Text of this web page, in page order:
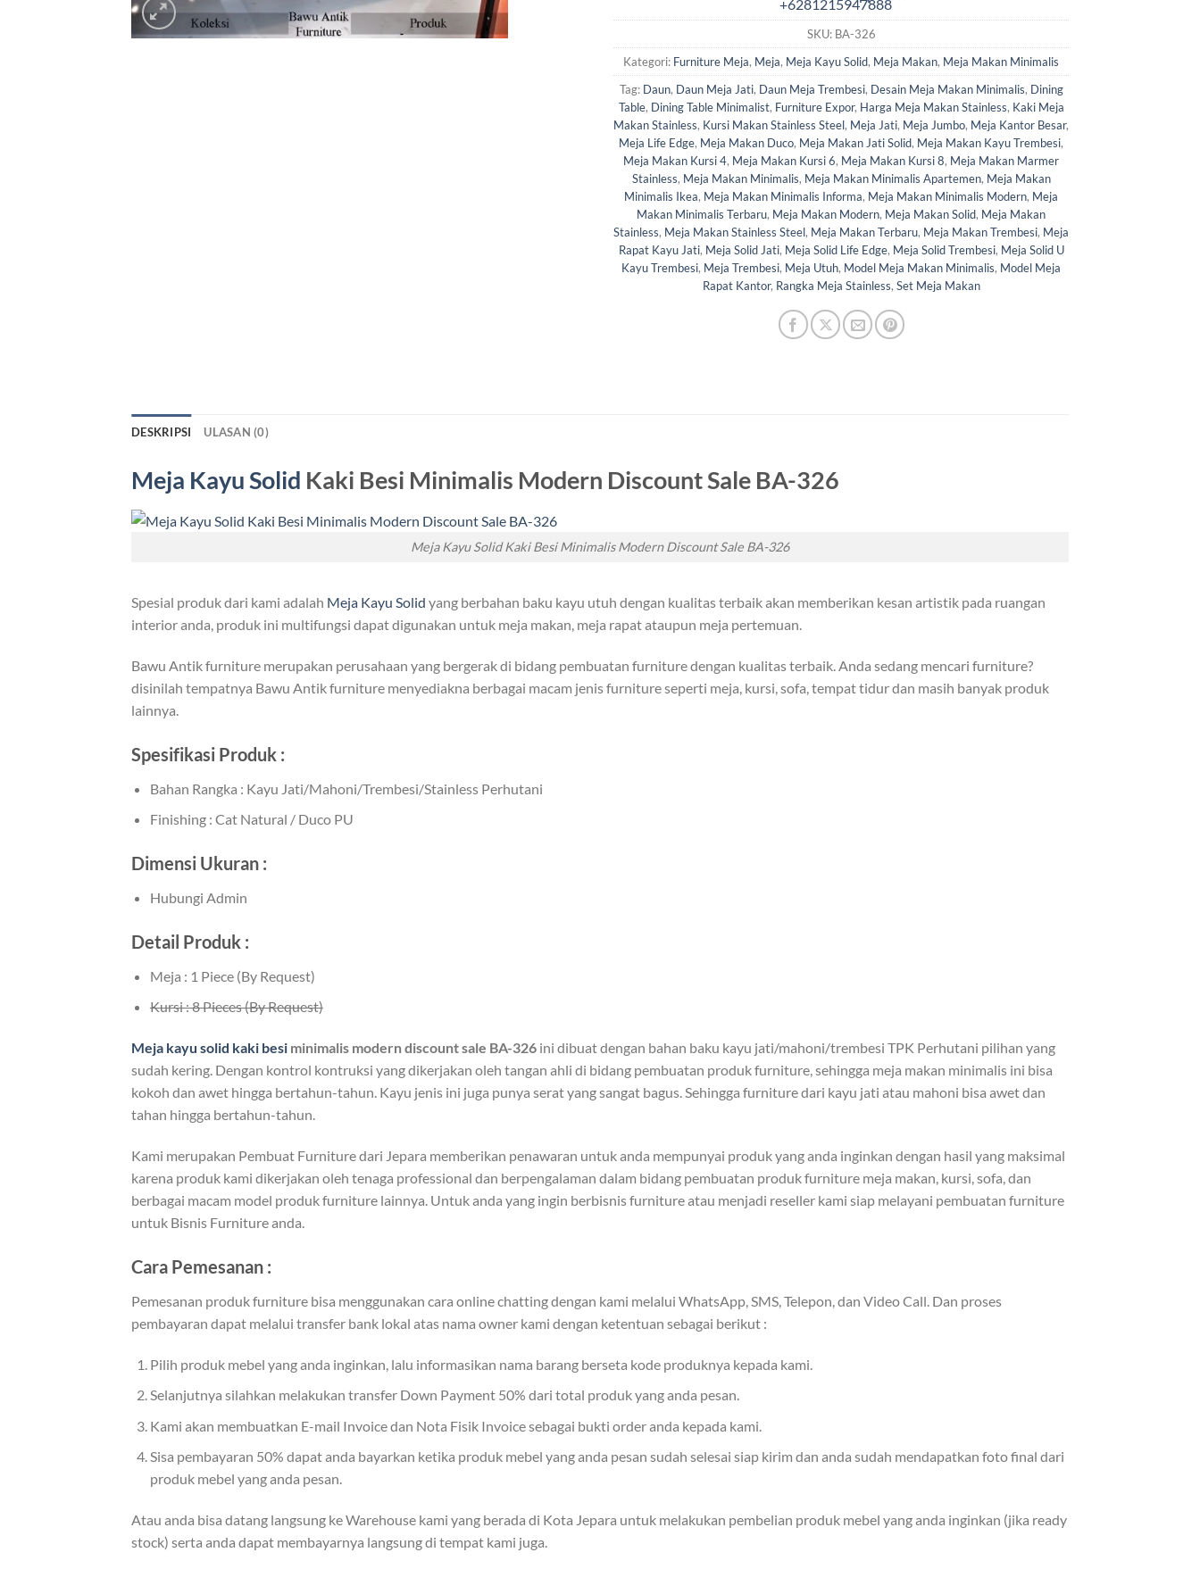
SKU: BA-326
Kategori: Furniture Meja, Meja, Meja Kayu Solid, Meja Makan, Meja Makan Minimalis
Tag: Daun, Daun Meja Jati, Daun Meja Trembesi, Desain Meja Makan Minimalis, Dining
Table, Dining Table Minimalist, Furniture Expor, Harga Meja Makan Stainless, Kaki Meja
Makan Stainless, Kursi Makan Stainless Steel, Meja Jati, Meja Jumbo, Meja Kantor Besar,
Meja Life Edge, Meja Makan Duco, Meja Makan Jati Solid, Meja Makan Kayu Trembesi,
Meja Makan Kursi 4, Meja Makan Kursi 6, Meja Makan Kursi 8, Meja Makan Marmer
Stainless, Meja Makan Minimalis, Meja Makan Minimalis Apartemen, Meja Makan
Minimalis Ikea, Meja Makan Minimalis Informa, Meja Makan Minimalis Modern, Meja
Makan Minimalis Terbaru, Meja Makan Modern, Meja Makan Solid, Meja Makan
Stainless, Meja Makan Stainless Steel, Meja Makan Terbaru, Meja Makan Trembesi, Meja
Rapat Kayu Jati, Meja Solid Jati, Meja Solid Life Edge, Meja Solid Trembesi, Meja Solid U
Kayu Trembesi, Meja Trembesi, Meja Utuh, Model Meja Makan Minimalis, Model Meja
Rapat Kantor, Rangka Meja Stainless, Set Meja Makan
DESKRIPSI ULASAN (0)
Meja Kayu Solid Kaki Besi Minimalis Modern Discount Sale BA-326
Meja Kayu Solid Kaki Besi Minimalis Modern Discount Sale BA-326
Spesial produk dari kami adalah Meja Kayu Solid yang berbahan baku kayu utuh dengan kualitas terbaik akan memberikan kesan artistik pada ruangan
interior anda, produk ini multifungsi dapat digunakan untuk meja makan, meja rapat ataupun meja pertemuan.
Bawu Antik furniture merupakan perusahaan yang bergerak di bidang pembuatan furniture dengan kualitas terbaik. Anda sedang mencari furniture?
disinilah tempatnya Bawu Antik furniture menyediakna berbagai macam jenis furniture seperti meja, kursi, sofa, tempat tidur dan masih banyak produk
lainnya.
Spesifikasi Produk :
Bahan Rangka : Kayu Jati/Mahoni/Trembesi/Stainless Perhutani
Finishing : Cat Natural / Duco PU
Dimensi Ukuran :
Hubungi Admin
Detail Produk :
Meja : 1 Piece (By Request)
Kursi : 8 Pieces (By Request)
Meja kayu solid kaki besi minimalis modern discount sale BA-326 ini dibuat dengan bahan baku kayu jati/mahoni/trembesi TPK Perhutani pilihan yang
sudah kering. Dengan kontrol kontruksi yang dikerjakan oleh tangan ahli di bidang pembuatan produk furniture, sehingga meja makan minimalis ini bisa
kokoh dan awet hingga bertahun-tahun. Kayu jenis ini juga punya serat yang sangat bagus. Sehingga furniture dari kayu jati atau mahoni bisa awet dan
tahan hingga bertahun-tahun.
Kami merupakan Pembuat Furniture dari Jepara memberikan penawaran untuk anda mempunyai produk yang anda inginkan dengan hasil yang maksimal
karena produk kami dikerjakan oleh tenaga professional dan berpengalaman dalam bidang pembuatan produk furniture meja makan, kursi, sofa, dan
berbagai macam model produk furniture lainnya. Untuk anda yang ingin berbisnis furniture atau menjadi reseller kami siap melayani pembuatan furniture
untuk Bisnis Furniture anda.
Cara Pemesanan :
Pemesanan produk furniture bisa menggunakan cara online chatting dengan kami melalui WhatsApp, SMS, Telepon, dan Video Call. Dan proses
pembayaran dapat melalui transfer bank lokal atas nama owner kami dengan ketentuan sebagai berikut :
Pilih produk mebel yang anda inginkan, lalu informasikan nama barang berseta kode produknya kepada kami.
Selanjutnya silahkan melakukan transfer Down Payment 50% dari total produk yang anda pesan.
Kami akan membuatkan E-mail Invoice dan Nota Fisik Invoice sebagai bukti order anda kepada kami.
Sisa pembayaran 50% dapat anda bayarkan ketika produk mebel yang anda pesan sudah selesai siap kirim dan anda sudah mendapatkan foto final dari
produk mebel yang anda pesan.
Atau anda bisa datang langsung ke Warehouse kami yang berada di Kota Jepara untuk melakukan pembelian produk mebel yang anda inginkan (jika ready
stock) serta anda dapat membayarnya langsung di tempat kami juga.